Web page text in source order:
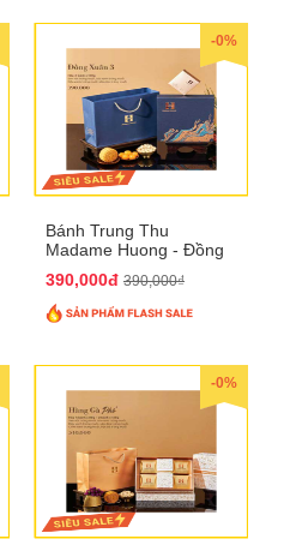
-0%
Bánh Trung Thu
Madame Huong - Đồng
390,000đ 390,000₫
-0%